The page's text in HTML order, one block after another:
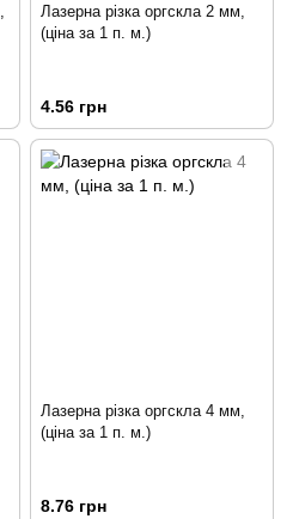
Лазерна різка оргскла 2 мм,
(ціна за 1 п. м.)
4.56 грн
Лазерна різка оргскла 4 мм,
(ціна за 1 п. м.)
8.76 грн